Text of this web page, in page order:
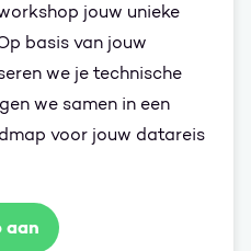
jouw unieke
basis van jouw
we je technische
we samen in een
voor jouw datareis
aan